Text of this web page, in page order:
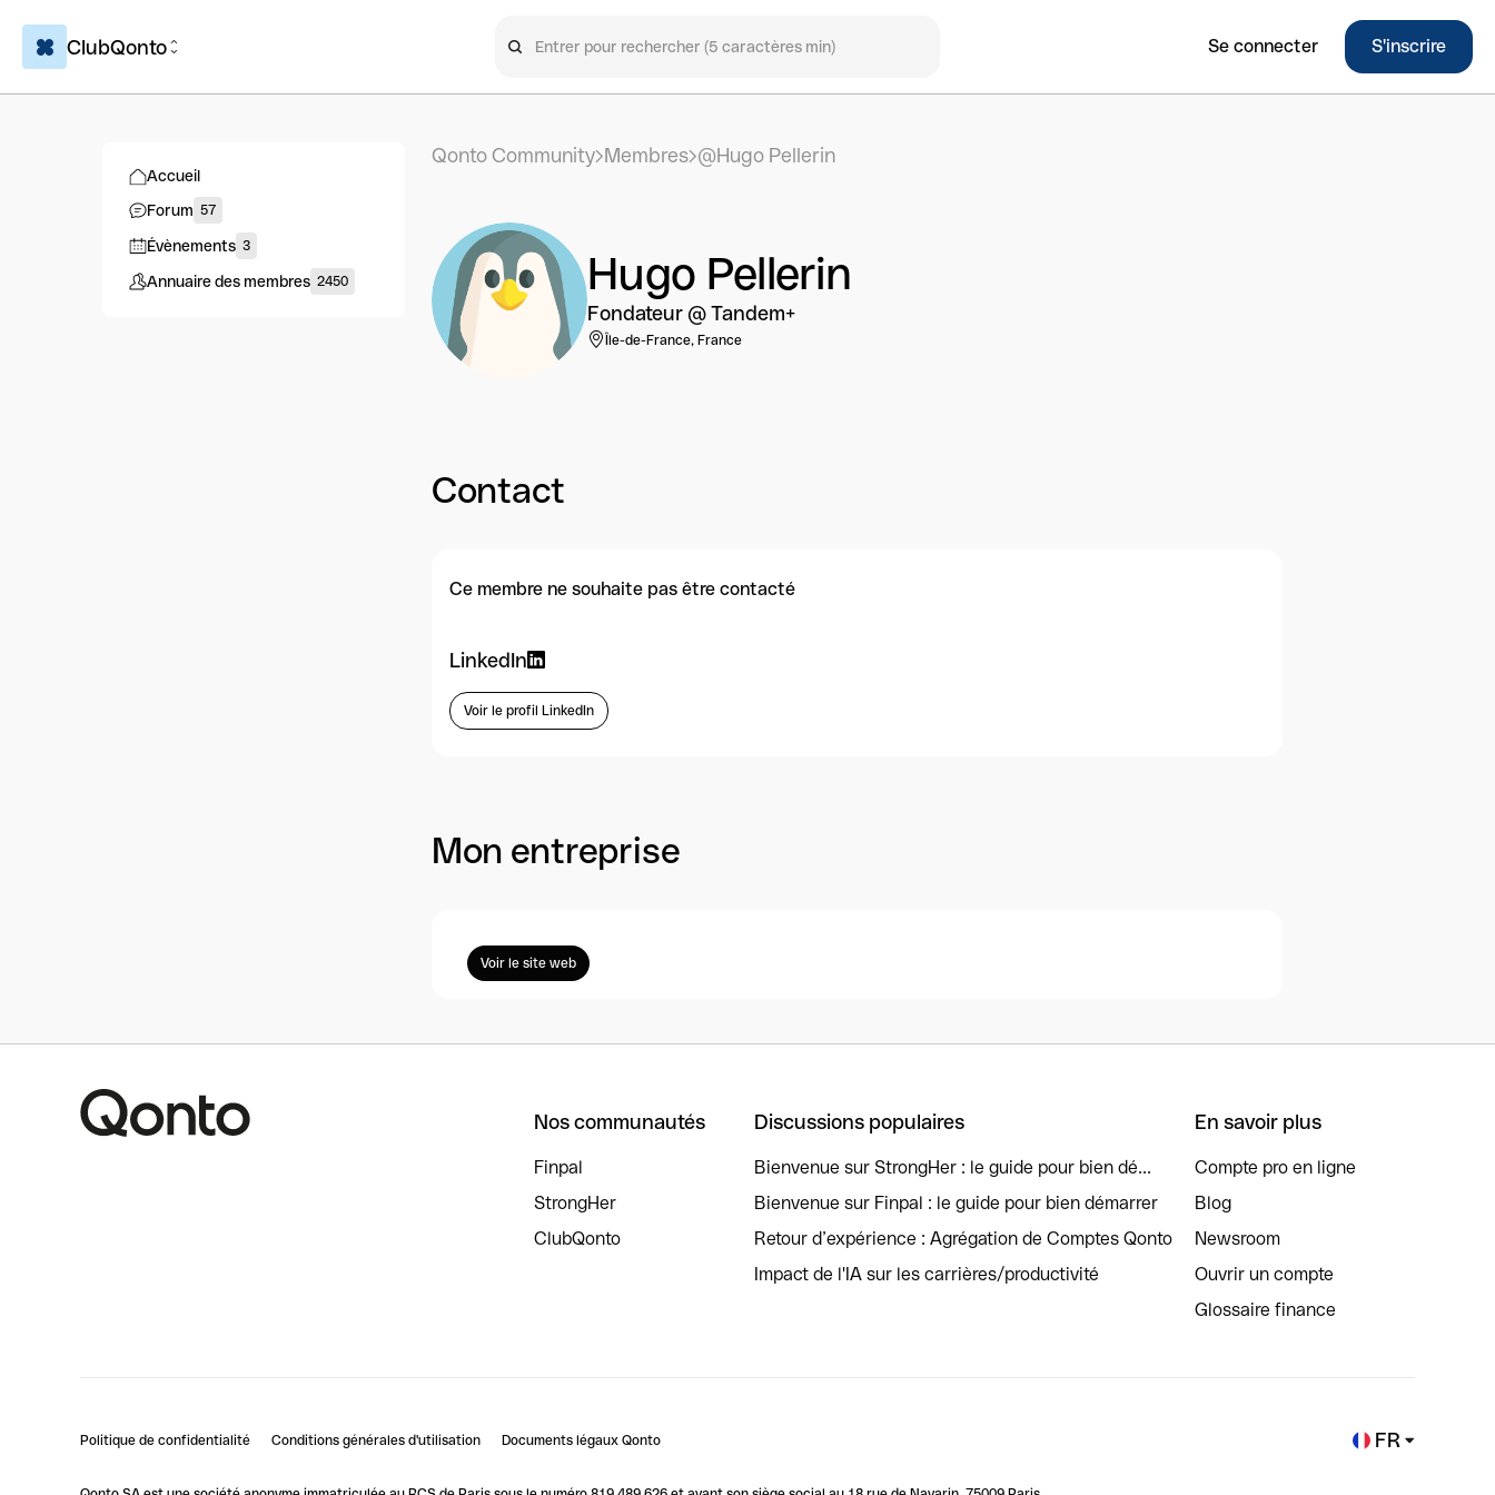
ClubQonto Se connecter S'inscrire
Accueil
Forum 57
Évènements 3
Annuaire des membres 2450
Qonto Community Membres @Hugo Pellerin
Hugo Pellerin
Fondateur @ Tandem+
Île-de-France, France
Contact
Ce membre ne souhaite pas être contacté
LinkedIn
Voir le profil LinkedIn
Mon entreprise
Voir le site web
Nos communautés
Finpal
StrongHer
ClubQonto
Discussions populaires
Bienvenue sur StrongHer : le guide pour bien dé...
Bienvenue sur Finpal : le guide pour bien démarrer
Retour d’expérience : Agrégation de Comptes Qonto
Impact de l'IA sur les carrières/productivité
En savoir plus
Compte pro en ligne
Blog
Newsroom
Ouvrir un compte
Glossaire finance
Politique de confidentialité Conditions générales d'utilisation Documents légaux Qonto FR